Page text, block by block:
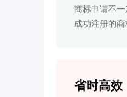
商标申请不
成功注册的商
省时高效